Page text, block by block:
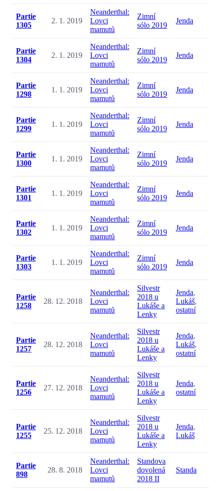
Partie
1305
2. 1. 2019
Neanderthal:
Lovci
mamutů
Zimní
sólo 2019
Jenda
Partie
1304
2. 1. 2019
Neanderthal:
Lovci
mamutů
Zimní
sólo 2019
Jenda
Partie
1298
1. 1. 2019
Neanderthal:
Lovci
mamutů
Zimní
sólo 2019
Jenda
Partie
1299
1. 1. 2019
Neanderthal:
Lovci
mamutů
Zimní
sólo 2019
Jenda
Partie
1300
1. 1. 2019
Neanderthal:
Lovci
mamutů
Zimní
sólo 2019
Jenda
Partie
1301
1. 1. 2019
Neanderthal:
Lovci
mamutů
Zimní
sólo 2019
Jenda
Partie
1302
1. 1. 2019
Neanderthal:
Lovci
mamutů
Zimní
sólo 2019
Jenda
Partie
1303
1. 1. 2019
Neanderthal:
Lovci
mamutů
Zimní
sólo 2019
Jenda
Partie
1258
28. 12. 2018
Neanderthal:
Lovci
mamutů
Silvestr
2018 u
Lukáše a
Lenky
Jenda,
Lukáš,
ostatní
Partie
1257
28. 12. 2018
Neanderthal:
Lovci
mamutů
Silvestr
2018 u
Lukáše a
Lenky
Jenda,
Lukáš,
ostatní
Partie
1256
27. 12. 2018
Neanderthal:
Lovci
mamutů
Silvestr
2018 u
Lukáše a
Lenky
Jenda,
ostatní
Partie
1255
25. 12. 2018
Neanderthal:
Lovci
mamutů
Silvestr
2018 u
Lukáše a
Lenky
Jenda,
Lukáš
Partie
898
28. 8. 2018
Neanderthal:
Lovci
mamutů
Standova
dovolená
2018 II
Standa